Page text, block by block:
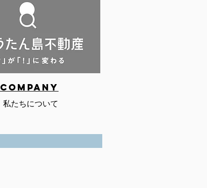
COMPANY
私たちについて